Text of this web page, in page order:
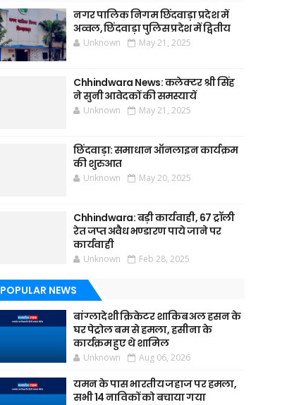
नगर पालिक निगम छिंदवाड़ा प्रदेश में
अव्वल, छिंदवाड़ा पुलिस प्रदेश में द्वितीय
Unknown May 21, 2025
Chhindwara News: कलेक्टर श्री सिंह
ने सुनी आवेदकों की समस्यायें
Unknown May 21, 2025
छिंदवाड़ा: समाधान ऑनलाइन कार्यक्रम
की शुरुआत
Unknown May 20, 2025
Chhindwara: बड़ी कार्यवाही, 67 ट्रॉली
रेत जप्त अवैध भण्डारण पाये जाने पर
कार्यवाही
Unknown Feb 28, 2025
POPULAR NEWS
बांग्लादेशी क्रिकेटर शाकिब अल हसन के
घर पेट्रोल बम से हमला, हसीना के
कार्यक्रम हुए थे शामिल
Unknown Aug 06, 2026
यमन के पास भारतीय जहाज पर हमला,
सभी 14 नाविकों को बचाया गया